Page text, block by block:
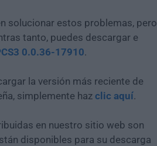
solucionar estos problemas, pero
tanto, puedes descargar e
0.0.36-17910.
la versión más reciente de
simplemente hazclic aquí.
en nuestro sitio web son
disponibles para su descarga